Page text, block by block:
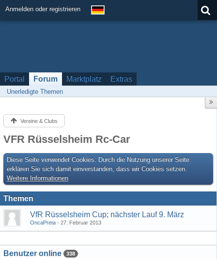
Anmelden oder registrieren
Portal Forum Marktplatz Extras
Unerledigte Themen
Vereine & Clubs
VFR Rüsselsheim Rc-Car
Diese Seite verwendet Cookies. Durch die Nutzung unserer Seite
erklären Sie sich damit einverstanden, dass wir Cookies setzen.
Weitere Informationen
Themen
VfR Rüsselsheim Cup; nächster Lauf 9. März
OncaPreta 27. Februar 2013
Benutzer online 338